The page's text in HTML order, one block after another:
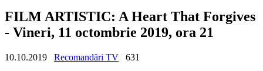
FILM ARTISTIC: A Heart That Forgives
- Vineri, 11 octombrie 2019, ora 21
10.10.2019 Recomandări TV
631